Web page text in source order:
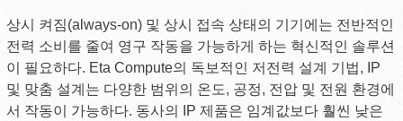
상시 켜짐(always-on) 및 상시 접속 상태의 기기에는 전반적인
전력 소비를 줄여 영구 작동을 가능하게 하는 혁신적인 솔루션
이 필요하다. Eta Compute의 독보적인 저전력 설계 기법, IP
및 맞춤 설계는 다양한 범위의 온도, 공정, 전압 및 전원 환경에
서 작동이 가능하다. 동사의 IP 제품은 임계값보다 훨씬 낮은